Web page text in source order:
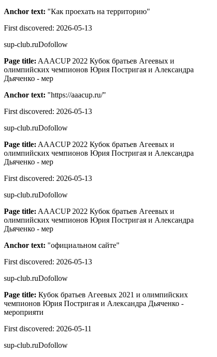
Anchor text: "Как проехать на территорию"
First discovered: 2026-05-13
sup-club.ruDofollow
Page title: AAACUP 2022 Кубок братьев Агеевых и
олимпийских чемпионов Юрия Постригая и Александра
Дьяченко - мер
Anchor text: "https://aaacup.ru/"
First discovered: 2026-05-13
sup-club.ruDofollow
Page title: AAACUP 2022 Кубок братьев Агеевых и
олимпийских чемпионов Юрия Постригая и Александра
Дьяченко - мер
First discovered: 2026-05-13
sup-club.ruDofollow
Page title: AAACUP 2022 Кубок братьев Агеевых и
олимпийских чемпионов Юрия Постригая и Александра
Дьяченко - мер
Anchor text: "официальном сайте"
First discovered: 2026-05-13
sup-club.ruDofollow
Page title: Кубок братьев Агеевых 2021 и олимпийских
чемпионов Юрия Постригая и Александра Дьяченко -
мероприяти
First discovered: 2026-05-11
sup-club.ruDofollow